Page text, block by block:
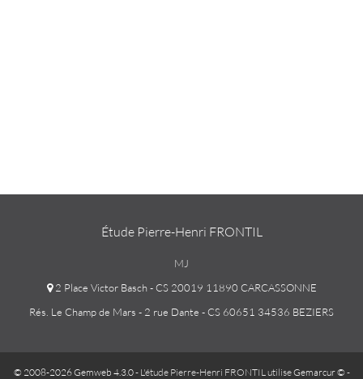
Étude Pierre-Henri FRONTIL
MJ
2 Place Victor Basch - CS 20019 11890 CARCASSONNE
Rés. Le Champ de Mars - 2 rue Dante - CS 60651 34536 BEZIERS
© 2008-2026 Gemweb 4.3.0- L'étude Pierre-Henri FRONTIL utiliseGemarcur © -